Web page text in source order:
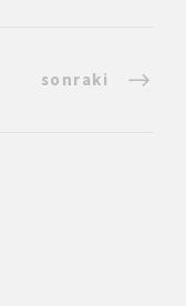
sonraki